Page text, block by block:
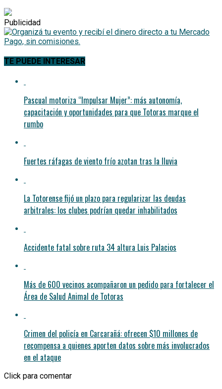
Publicidad
TE PUEDE INTERESAR
Pascual motoriza “Impulsar Mujer”: más autonomía,
capacitación y oportunidades para que Totoras marque el
rumbo
Fuertes ráfagas de viento frío azotan tras la lluvia
La Totorense fijó un plazo para regularizar las deudas
arbitrales: los clubes podrían quedar inhabilitados
Accidente fatal sobre ruta 34 altura Luis Palacios
Más de 600 vecinos acompañaron un pedido para fortalecer el
Área de Salud Animal de Totoras
Crimen del policía en Carcarañá: ofrecen $10 millones de
recompensa a quienes aporten datos sobre más involucrados
en el ataque
Click para comentar